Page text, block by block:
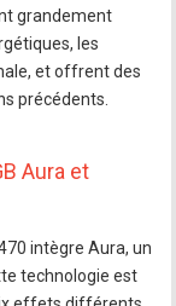
grandement
les
et offrent des
précédents.
Aura et
intègre Aura, un
technologie est